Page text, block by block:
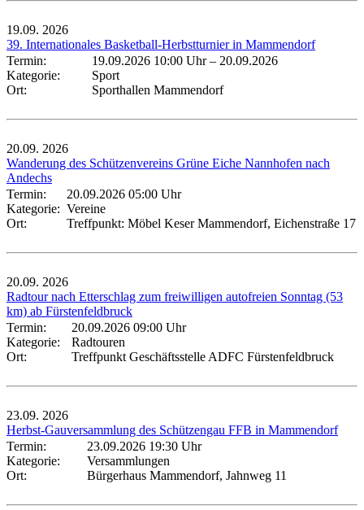
19.09. 2026
39. Internationales Basketball-Herbstturnier in Mammendorf
Termin:
19.09.2026 10:00 Uhr– 20.09.2026
Kategorie:
Sport
Ort:
Sporthallen Mammendorf
20.09. 2026
Wanderung des Schützenvereins Grüne Eiche Nannhofen nach
Andechs
Termin:
20.09.2026 05:00 Uhr
Kategorie: Vereine
Ort:
Treffpunkt: Möbel Keser Mammendorf, Eichenstraße 17
20.09. 2026
Radtour nach Etterschlag zum freiwilligen autofreien Sonntag (53
km) ab Fürstenfeldbruck
Termin:
20.09.2026 09:00 Uhr
Kategorie:
Radtouren
Ort:
Treffpunkt Geschäftsstelle ADFC Fürstenfeldbruck
23.09. 2026
Herbst-Gauversammlung des Schützengau FFB in Mammendorf
Termin:
23.09.2026 19:30 Uhr
Kategorie:
Versammlungen
Ort:
Bürgerhaus Mammendorf, Jahnweg 11